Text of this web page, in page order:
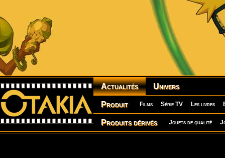
Actualités Univers
Produit Films Série TV Les livres
Produits dérivés Jouets de qualité